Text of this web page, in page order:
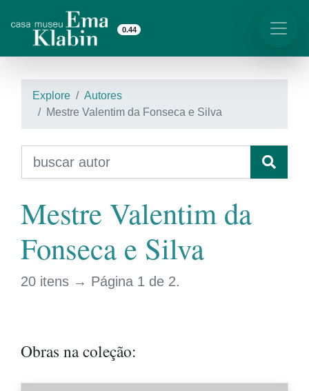
0.44
Explore
Autores
Mestre Valentim da Fonseca e Silva
Mestre Valentim da
Fonseca e Silva
20 itens → Página 1 de 2.
Obras na coleção: